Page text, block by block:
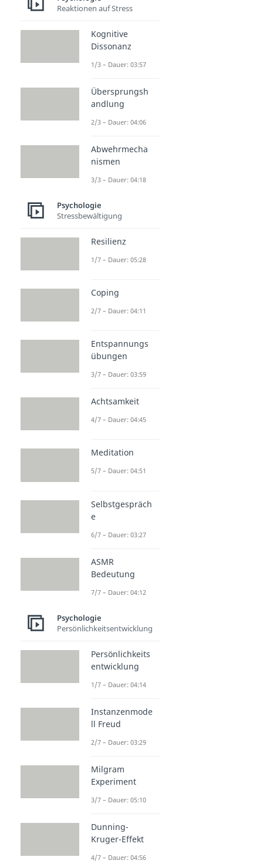
Reaktionen auf Stress
Kognitive
Dissonanz
1/3 – Dauer: 03:57
Übersprungsh
andlung
2/3 – Dauer: 04:06
Abwehrmecha
nismen
3/3 – Dauer: 04:18
Psychologie
Stressbewältigung
Resilienz
1/7 – Dauer: 05:28
Coping
2/7 – Dauer: 04:11
Entspannungs
übungen
3/7 – Dauer: 03:59
Achtsamkeit
4/7 – Dauer: 04:45
Meditation
5/7 – Dauer: 04:51
Selbstgespräch
e
6/7 – Dauer: 03:27
ASMR
Bedeutung
7/7 – Dauer: 04:12
Psychologie
Persönlichkeitsentwicklung
Persönlichkeits
entwicklung
1/7 – Dauer: 04:14
Instanzenmode
ll Freud
2/7 – Dauer: 03:29
Milgram
Experiment
3/7 – Dauer: 05:10
Dunning-
Kruger-Effekt
4/7 – Dauer: 04:56